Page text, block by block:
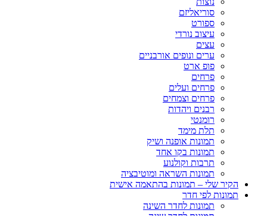
סוריאליזם
ספורט
עיצוב נורדי
עצים
ערים ונופים אורבניים
פופ ארט
פרחים
פרחים ועלים
פרחים וצמחים
רבנים ויהדות
רומנטי
תלת מימד
תמונות אופנה ושיק
תמונות בקו אחד
תרבות וקולנוע
תמונות השראה ומוטיבציה
הקיר שלי – תמונות בהתאמה אישית
תמונות לפי חדר
תמונות לחדר השינה